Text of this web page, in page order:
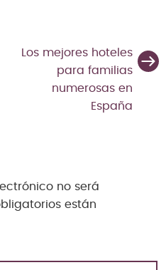
Los mejores hoteles
para familias
numerosas en
España
no será
están